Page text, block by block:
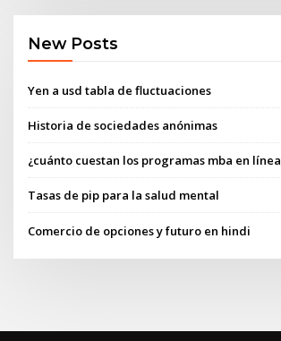
New Posts
Yen a usd tabla de fluctuaciones
Historia de sociedades anónimas
¿cuánto cuestan los programas mba en línea_
Tasas de pip para la salud mental
Comercio de opciones y futuro en hindi